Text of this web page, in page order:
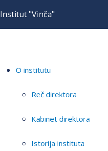
Institut "Vinča"
O institutu
Reč direktora
Kabinet direktora
Istorija instituta